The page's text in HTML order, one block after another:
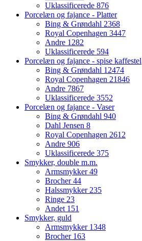
Uklassificerede 876
Porcelæn og fajance - Platter
Bing & Grøndahl 2368
Royal Copenhagen 3447
Andre 1282
Uklassificerede 594
Porcelæn og fajance - spise kaffestel
Bing & Grøndahl 12474
Royal Copenhagen 21846
Andre 7867
Uklassificerede 3552
Porcelæn og fajance - Vaser
Bing & Grøndahl 940
Dahl Jensen 8
Royal Copenhagen 2612
Andre 906
Uklassificerede 375
Smykker, double m.m.
Armsmykker49
Brocher44
Halssmykker235
Ringe 23
Andet 151
Smykker, guld
Armsmykker 1348
Brocher 163